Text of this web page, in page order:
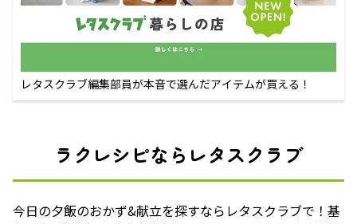
レタスクラブ編集部員が本音で選んだアイテムが買える！
ラクレシピならレタスクラブ
今日の夕飯のおかず&献立を探すならレタスクラブで！基